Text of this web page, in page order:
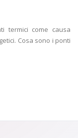
termici come causa
Cosa sono i ponti